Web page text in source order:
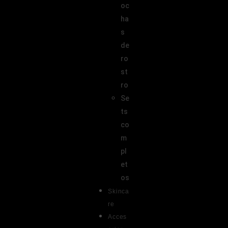
oc
ha
s
de
ro
st
ro
Se
ts
co
m
pl
et
os
Skinca
re
Acces